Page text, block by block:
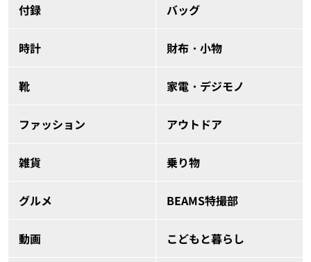
付録 バッグ
時計 財布・小物
靴 家電・デジモノ
ファッション アウトドア
雑貨 乗り物
グルメ BEAMS特撮部
動画 こどもと暮らし